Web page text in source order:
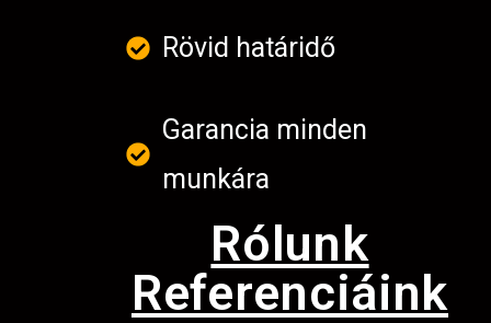
Rövid határidő
Garancia minden
munkára
Rólunk
Referenciáink